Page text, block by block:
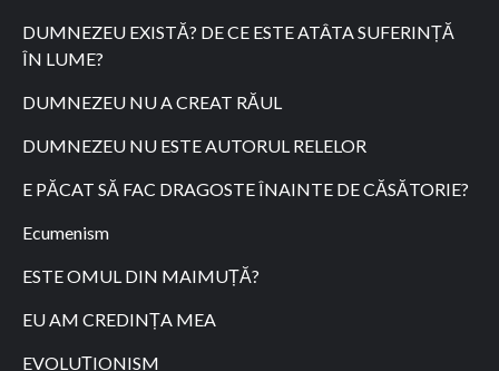
DUMNEZEU EXISTĂ? DE CE ESTE ATÂTA SUFERINȚĂ
ÎN LUME?
DUMNEZEU NU A CREAT RĂUL
DUMNEZEU NU ESTE AUTORUL RELELOR
E PĂCAT SĂ FAC DRAGOSTE ÎNAINTE DE CĂSĂTORIE?
Ecumenism
ESTE OMUL DIN MAIMUȚĂ?
EU AM CREDINȚA MEA
EVOLUȚIONISM